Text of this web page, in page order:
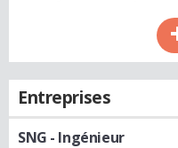
Entreprises
SNG - Ingénieur